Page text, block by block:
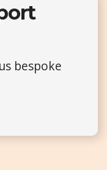
bespoke